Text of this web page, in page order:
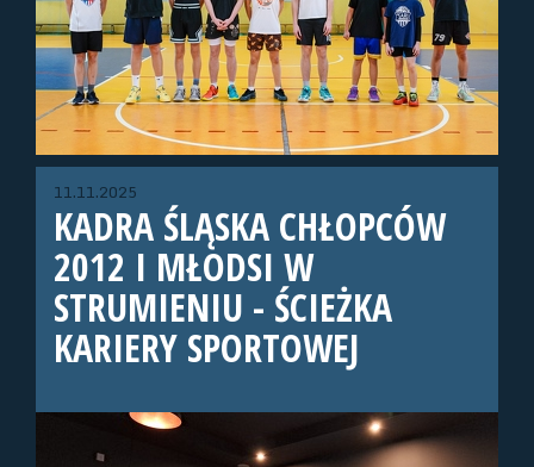
11.11.2025
KADRA ŚLĄSKA CHŁOPCÓW
2012 I MŁODSI W
STRUMIENIU - ŚCIEŻKA
KARIERY SPORTOWEJ